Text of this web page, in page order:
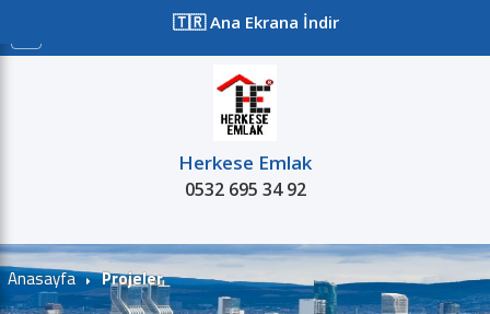
🇹🇷 Ana Ekrana İndir
Herkese Emlak
0532 695 34 92
Kiralık Projeler
Anasayfa Projeler